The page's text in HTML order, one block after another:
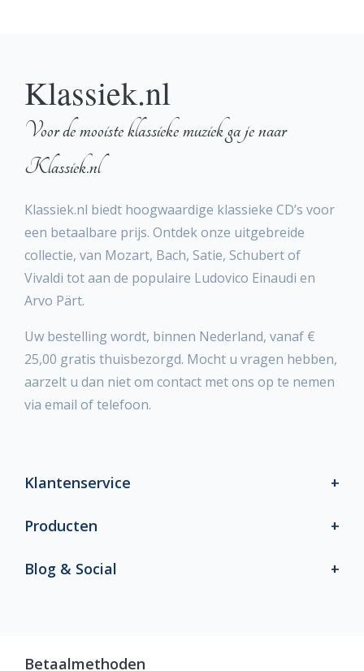
Klassiek.nl
Voor de mooiste klassieke muziek ga je naar
Klassiek.nl
Klassiek.nl biedt hoogwaardige klassieke CD’s voor
een betaalbare prijs. Ontdek onze uitgebreide
collectie, van Mozart, Bach, Satie, Schubert of
Vivaldi tot aan de populaire Ludovico Einaudi en
Arvo Pärt.
Uw bestelling wordt, binnen Nederland, vanaf €
25,00 gratis thuisbezorgd. Mocht u vragen hebben,
aarzelt u dan niet om contact met ons op te nemen
via email of telefoon.
Klantenservice
Producten
Blog & Social
Betaalmethoden